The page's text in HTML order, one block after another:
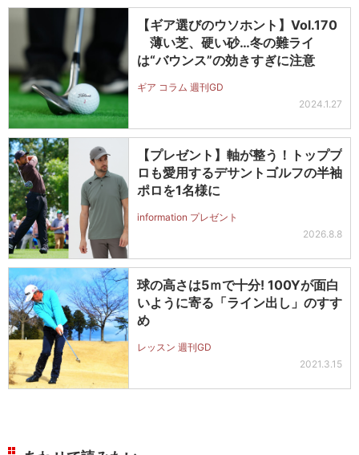
【ギア選びのウソホント】Vol.170
薄い芝、硬い砂…冬の難ライ
は“バウンス”の効きすぎに注意
ギア コラム 週刊GD
2024.1.27
【プレゼント】軸が整う！トッププ
ロも愛用するデサントゴルフの半袖
ポロを1名様に
information プレゼント
2026.8.8
球の高さは5ｍで十分! 100Yが面白
いように寄る「ライン出し」のすす
め
レッスン 週刊GD
2021.3.15